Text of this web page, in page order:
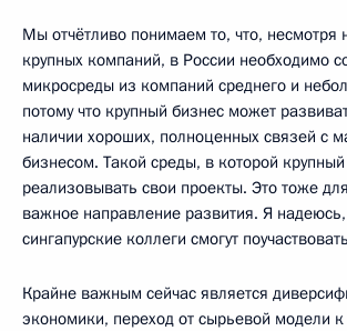
Мы отчётливо понимаем то, что, несмотря
крупных компаний, в России необходимо
микросреды из компаний среднего и
потому что крупный бизнес может
наличии хороших, полноценных связей с
бизнесом. Такой среды, в которой
реализовывать свои проекты. Это тоже
важное направление развития. Я
сингапурские коллеги смогут
Крайне важным сейчас является
экономики, переход от сырьевой модели